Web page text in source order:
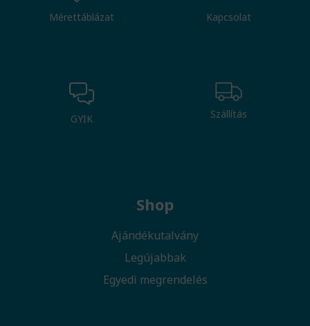
Mérettáblázat Kapcsolat
GYIK Szállítás
Shop
Ajándékutalvány
Legújabbak
Egyedi megrendelés